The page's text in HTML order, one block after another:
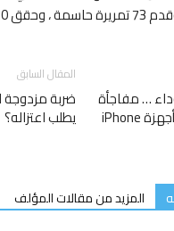
المقال السابق
ضربة مزدوجة
يطلب اعتزاله؟
… مفاجأة
مروعة لمالكي أجهزة iPhone
المزيد من مقالات المؤلف